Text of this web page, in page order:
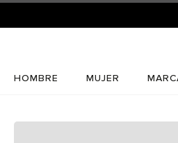
HOMBRE MUJER